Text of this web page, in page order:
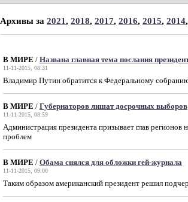
Архивы за 2021, 2018, 2017, 2016, 2015, 2014,
В МИРЕ / Названа главная тема послания
11-11-2015, 08:31
Владимир Путин обратится к Федеральному
В МИРЕ / Губернаторов лишат досрочных выборов
11-11-2015, 08:59
Администрация президента призывает глав
проблем
В МИРЕ / Обама снялся для обложки гей-журнала
11-11-2015, 09:00
Таким образом американский президент решил